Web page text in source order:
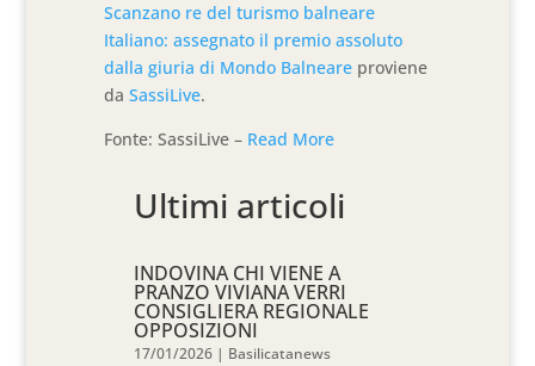
Scanzano re del turismo balneare
Italiano: assegnato il premio assoluto
dalla giuria di Mondo Balneare proviene
daSassiLive.
Fonte: SassiLive – Read More
Ultimi articoli
INDOVINA CHI VIENE A
PRANZO VIVIANA VERRI
CONSIGLIERA REGIONALE
OPPOSIZIONI
17/01/2026 | Basilicatanews